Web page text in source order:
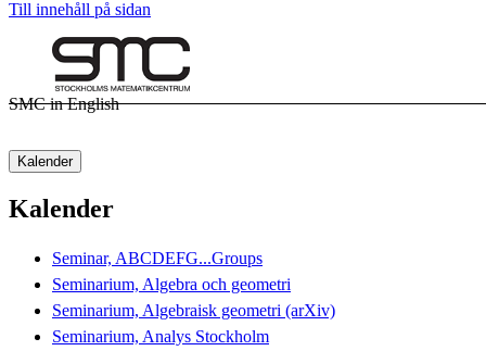
Till innehåll på sidan
SMC in English
Kalender
Kalender
Seminar, ABCDEFG...Groups
Seminarium, Algebra och geometri
Seminarium, Algebraisk geometri (arXiv)
Seminarium, Analys Stockholm